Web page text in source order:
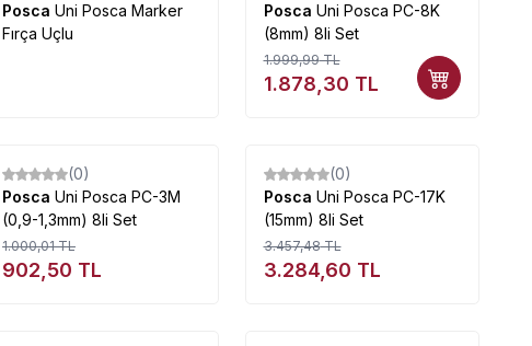
Posca Uni Posca Marker
Fırça Uçlu
Posca Uni Posca PC-8K
(8mm) 8li Set
1.999,99TL
1.878,30 TL
%10
(0)
Posca Uni Posca PC-3M
(0,9-1,3mm) 8li Set
1.000,01TL
902,50 TL
%5
(0)
Posca Uni Posca PC-17K
(15mm) 8li Set
3.457,48TL
3.284,60 TL